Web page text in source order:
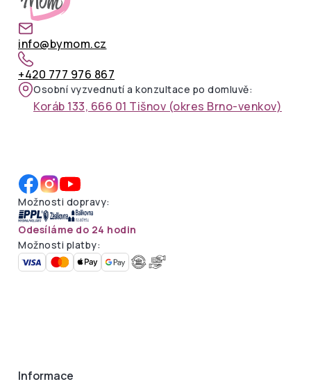
info@bymom.cz
+420 777 976 867
Osobní vyzvednutí a konzultace po domluvě:
Koráb 133, 666 01 Tišnov (okres Brno-venkov)
Možnosti dopravy:
Odesíláme do 24 hodin
Možnosti platby:
Informace